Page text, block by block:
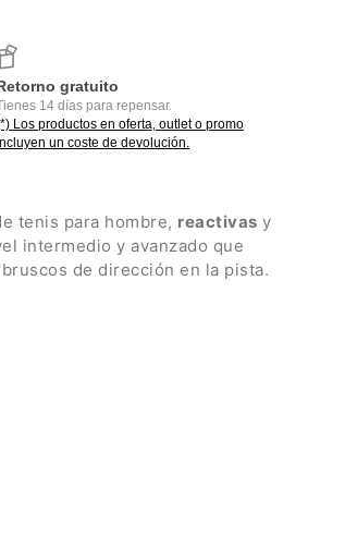
gratuito
14 días para repensar.
Los productos en oferta, outlet o promo
un coste de devolución.
tenis para hombre, reactivas y
intermedio y avanzado que
de dirección en la pista.